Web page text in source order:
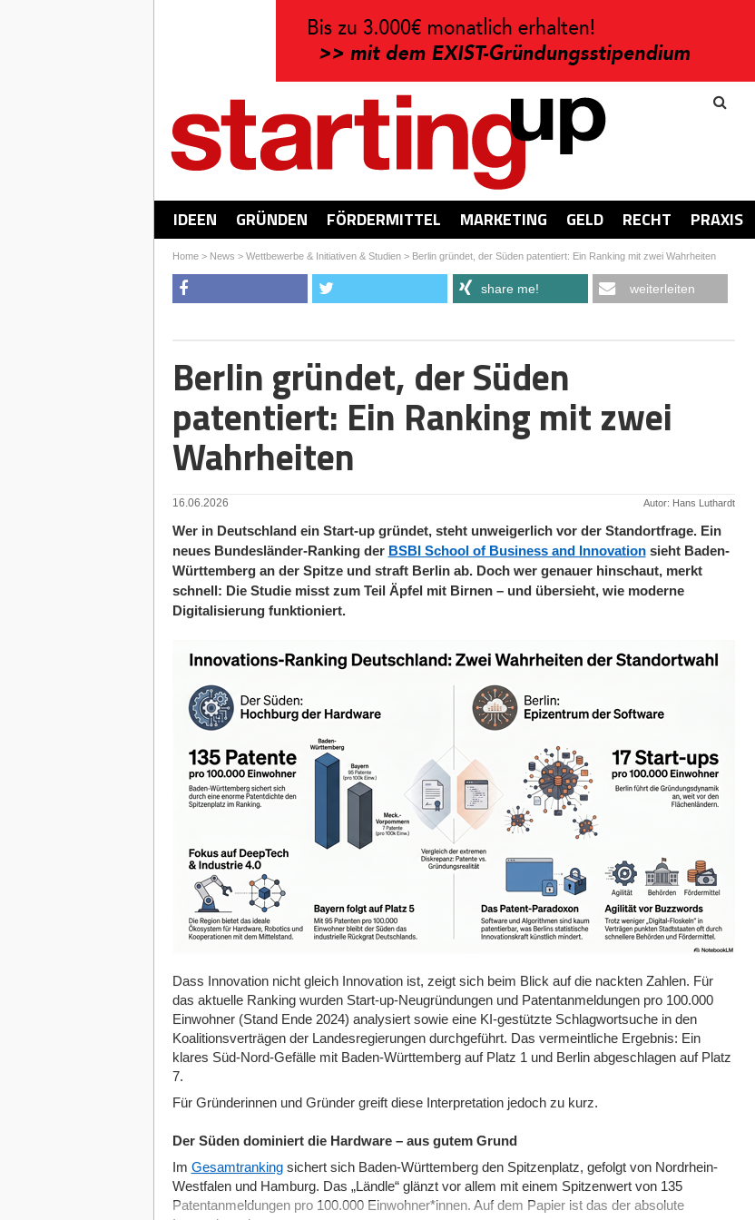
IDEEN GRÜNDEN FÖRDERMITTEL MARKETING GELD RECHT PRAXIS
Home> News > Wettbewerbe & Initiativen & Studien> Berlin gründet, der Süden patentiert: Ein Ranking mit zwei Wahrheiten
share me! weiterleiten
Berlin gründet, der Süden
patentiert: Ein Ranking mit zwei
Wahrheiten
16.06.2026 Autor: Hans Luthardt
Wer in Deutschland ein Start-up gründet, steht unweigerlich vor der Standortfrage. Ein
neues Bundesländer-Ranking der BSBI School of Business and Innovationsieht Baden-
Württemberg an der Spitze und straft Berlin ab. Doch wer genauer hinschaut, merkt
schnell: Die Studie misst zum Teil Äpfel mit Birnen – und übersieht, wie moderne
Digitalisierung funktioniert.
Dass Innovation nicht gleich Innovation ist, zeigt sich beim Blick auf die nackten Zahlen. Für
das aktuelle Ranking wurden Start-up-Neugründungen und Patentanmeldungen pro 100.000
Einwohner (Stand Ende 2024) analysiert sowie eine KI-gestützte Schlagwortsuche in den
Koalitionsverträgen der Landesregierungen durchgeführt. Das vermeintliche Ergebnis: Ein
klares Süd-Nord-Gefälle mit Baden-Württemberg auf Platz 1 und Berlin abgeschlagen auf Platz
7.
Für Gründerinnen und Gründer greift diese Interpretation jedoch zu kurz.
Der Süden dominiert die Hardware – aus gutem Grund
Im Gesamtrankingsichert sich Baden-Württemberg den Spitzenplatz, gefolgt von Nordrhein-
Westfalen und Hamburg. Das „Ländle“ glänzt vor allem mit einem Spitzenwert von 135
Patentanmeldungen pro 100.000 Einwohner*innen. Auf dem Papier ist das der absolute